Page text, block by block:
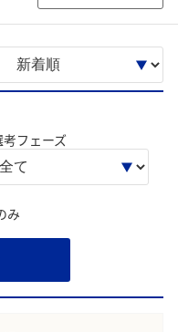
考フェーズ
み